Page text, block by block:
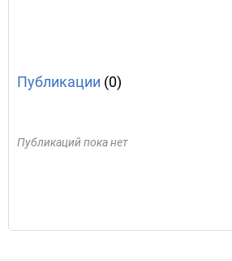
Публикации (0)
Публикаций пока нет